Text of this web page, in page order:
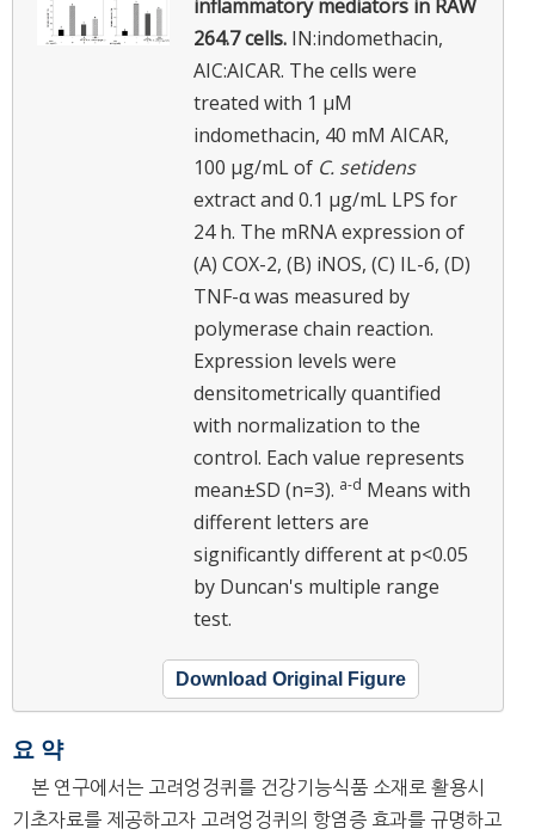
inflammatory mediators in RAW
264.7 cells. IN:indomethacin,
AIC:AICAR. The cells were
treated with 1 μM
indomethacin, 40 mM AICAR,
100 μg/mL of C. setidens
extract and 0.1 μg/mL LPS for
24 h. The mRNA expression of
(A) COX-2, (B) iNOS, (C) IL-6, (D)
TNF-α was measured by
polymerase chain reaction.
Expression levels were
densitometrically quantified
with normalization to the
control. Each value represents
mean±SD (n=3). a-d Means with
different letters are
significantly different at p<0.05
by Duncan's multiple range
test.
Download Original Figure
요 약
본 연구에서는 고려엉겅퀴를 건강기능식품 소재로 활용시
기초자료를 제공하고자 고려엉겅퀴의 항염증 효과를 규명하고